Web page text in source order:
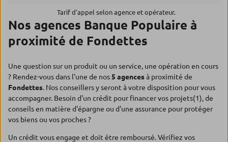
Tarif d'appel selon agence et opérateur.
Nos agences Banque Populaire à
proximité de Fondettes
Une question sur un produit ou un service, une opération en cours
? Rendez-vous dans l'une de nos5 agencesà proximité de
Fondettes. Nos conseillers y seront à votre disposition pour vous
accompagner. Besoin d'un crédit pour financer vos projets(1), de
conseils en matière d'épargne ou d'une assurance pour protéger
vos biens ou vos proches ?
Un crédit vous engage et doit être remboursé. Vérifiez vos